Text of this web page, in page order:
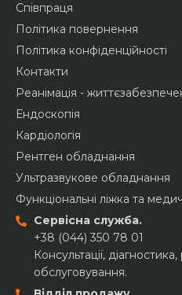
Співпраця
Політика повернення
Політика конфіденційності
Контакти
Реанімація -
Ендоскопія
Кардіологія
Рентген обладнання
Ультразвукове обладнання
Функціональні ліжка та
Сервісна служба.
+38 (044) 350 78 01
Консультації,
обслуговування.